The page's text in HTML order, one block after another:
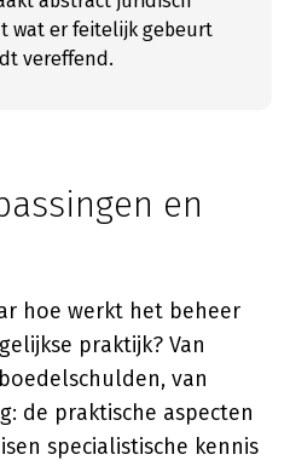
wat er feitelijk gebeurt
vereffend.
en
hoe werkt het beheer
praktijk? Van
van
de praktische aspecten
specialistische kennis